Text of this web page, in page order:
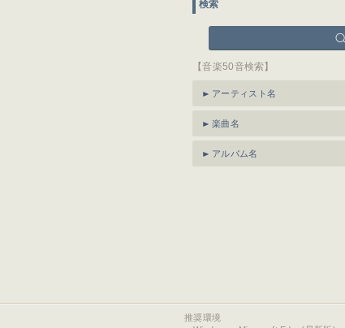
検索
【音楽50音検索】
アーティスト名
楽曲名
アルバム名
推奨環境